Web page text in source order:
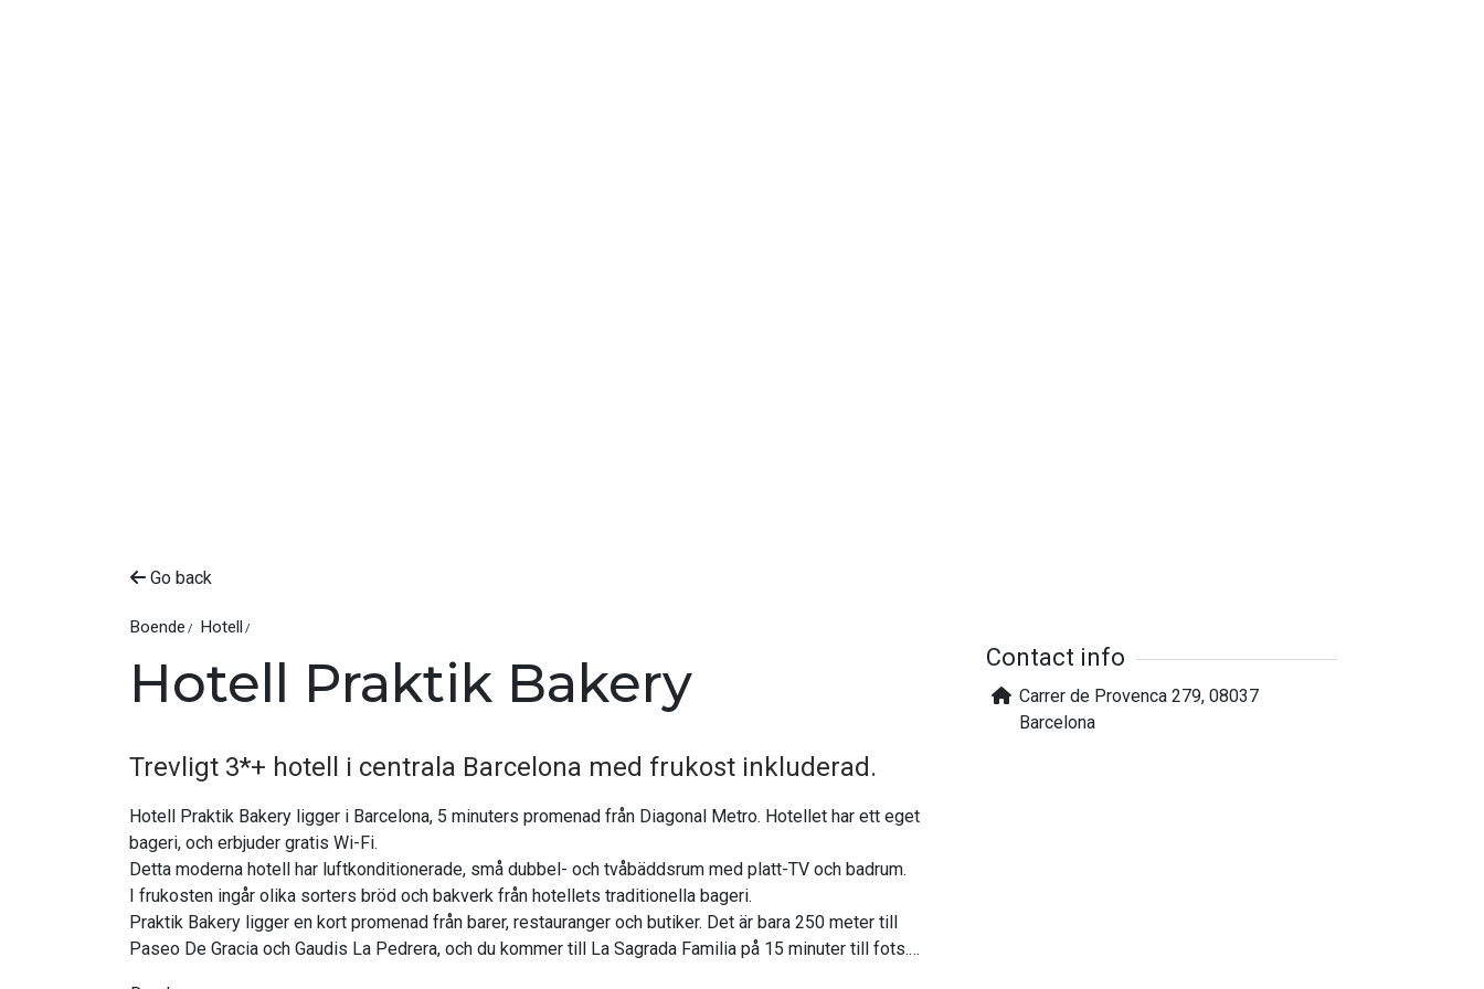
Go back
Boende Hotell
Hotell Praktik Bakery
Trevligt 3*+ hotell i centrala Barcelona med frukost inkluderad.
Hotell Praktik Bakery ligger i Barcelona, ​​5 minuters promenad från Diagonal Metro. Hotellet har ett eget
bageri, och erbjuder gratis Wi-Fi.
Detta moderna hotell har luftkonditionerade, små dubbel- och tvåbäddsrum med platt-TV och badrum.
I frukosten ingår olika sorters bröd och bakverk från hotellets traditionella bageri.
Praktik Bakery ligger en kort promenad från barer, restauranger och butiker. Det är bara 250 meter till
Paseo De Gracia och Gaudis La Pedrera, och du kommer till La Sagrada Familia på 15 minuter till fots.
Contact info
Carrer de Provenca 279, 08037
Barcelona